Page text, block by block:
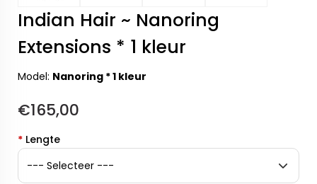
Indian Hair ~ Nanoring
Extensions * 1 kleur
Model: Nanoring * 1 kleur
€165,00
* Lengte